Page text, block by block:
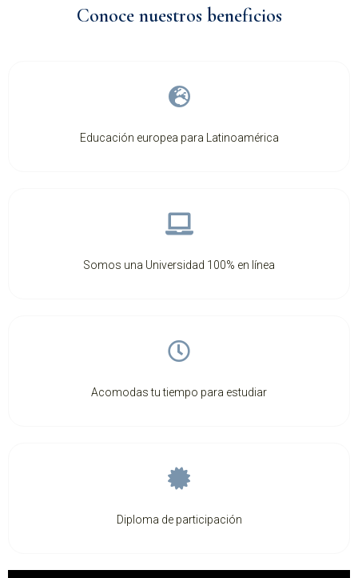
Conoce nuestros beneficios
Educación europea para Latinoamérica
Somos una Universidad 100% en línea
Acomodas tu tiempo para estudiar
Diploma de participación